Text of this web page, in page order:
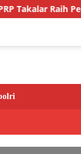
Raih